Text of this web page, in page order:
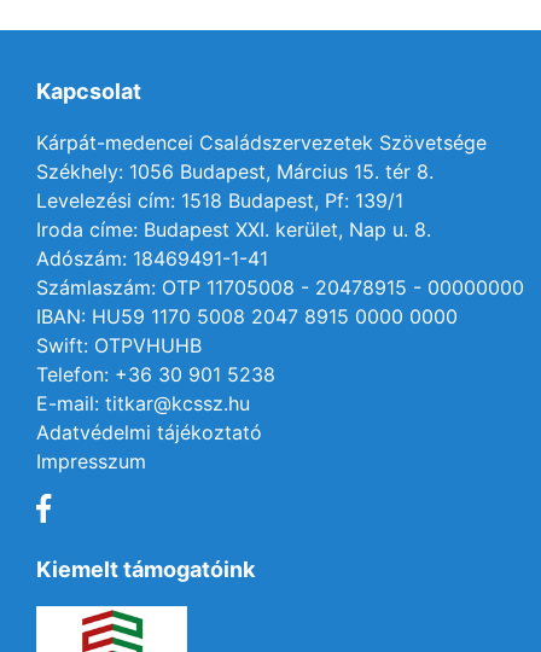
Kapcsolat
Kárpát-medencei Családszervezetek Szövetsége
Székhely: 1056 Budapest, Március 15. tér 8.
Levelezési cím: 1518 Budapest, Pf: 139/1
Iroda címe: Budapest XXI. kerület, Nap u. 8.
Adószám: 18469491-1-41
Számlaszám: OTP 11705008 - 20478915 - 00000000
IBAN: HU59 1170 5008 2047 8915 0000 0000
Swift: OTPVHUHB
Telefon: +36 30 901 5238
E-mail: titkar@kcssz.hu
Adatvédelmi tájékoztató
Impresszum
Kiemelt támogatóink